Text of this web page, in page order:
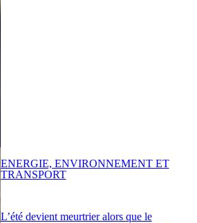
L’été devient meurtrier alors que le
ENERGIE, ENVIRONNEMENT ET
TRANSPORT